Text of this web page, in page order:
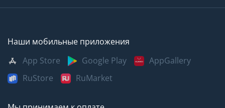
Наши мобильные приложения
App Store
Google Play
AppGallery
RuStore
RuMarket